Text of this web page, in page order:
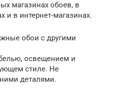
магазинах обоев, в
и в интернет-магазинах.
обои с другими
освещением и
стиле. Не
деталями.